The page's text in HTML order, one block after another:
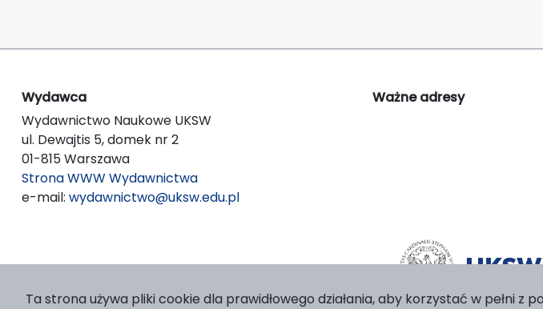
Wydawca
Wydawnictwo Naukowe UKSW
ul. Dewajtis 5, domek nr 2
01-815 Warszawa
Strona WWW Wydawnictwa
e-mail: wydawnictwo@uksw.edu.pl
Ważne adresy
Ta strona używa pliki cookie dla prawidłowego działania, aby korzystać w pełni z